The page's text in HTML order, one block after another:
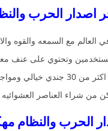
اصدار الحرب
العالم مع السمعه والقوه
وتحتوي على عنف
محاكي اندرويد.
شراء العناصر العشوائيه
الحرب والنظام